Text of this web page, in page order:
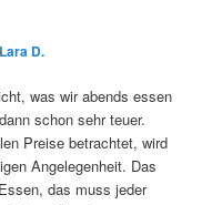
Lara D.
was wir abends essen
schon sehr teuer.
Preise betrachtet, wird
Angelegenheit. Das
das muss jeder